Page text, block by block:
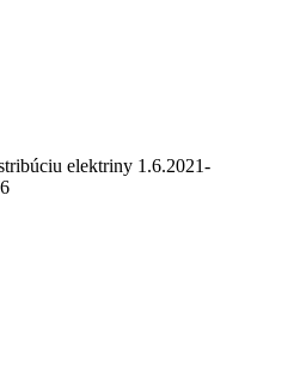
elektriny 1.6.2021-